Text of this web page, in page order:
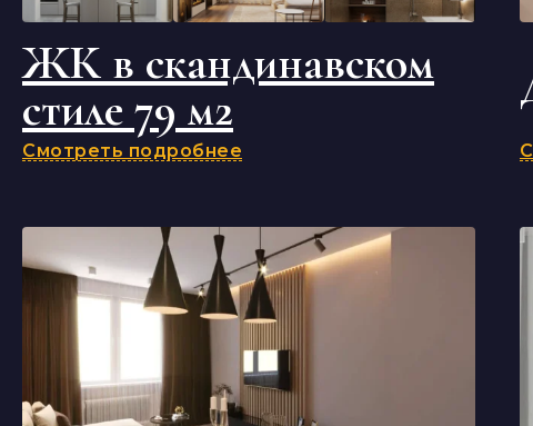
ЖК в скандинавском
стиле 79 м2
Смотреть подробнее